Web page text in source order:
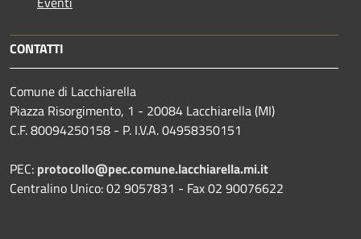
CONTATTI
Comune di Lacchiarella
Piazza Risorgimento, 1 - 20084 Lacchiarella (MI)
C.F. 80094250158 - P. I.V.A. 04958350151
PEC: protocollo@pec.comune.lacchiarella.mi.it
Centralino Unico: 02 9057831 - Fax 02 90076622